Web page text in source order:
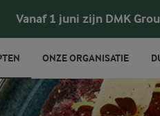
Vanaf 1 juni zijn DMK
ONZE ORGANISATIE